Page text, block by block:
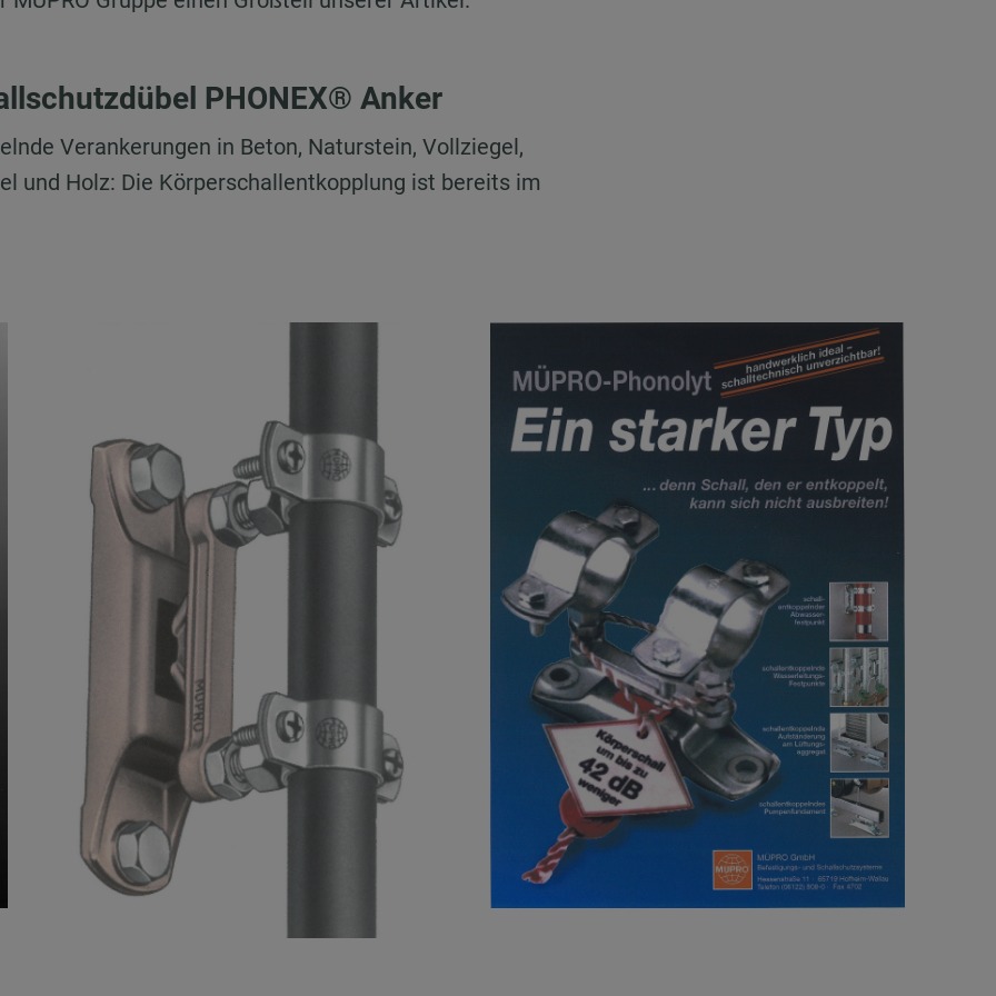
PHONEX® Anker
Verankerungen in Beton, Naturstein, Vollziegel,
und Holz: Die Körperschallentkopplung ist bereits im